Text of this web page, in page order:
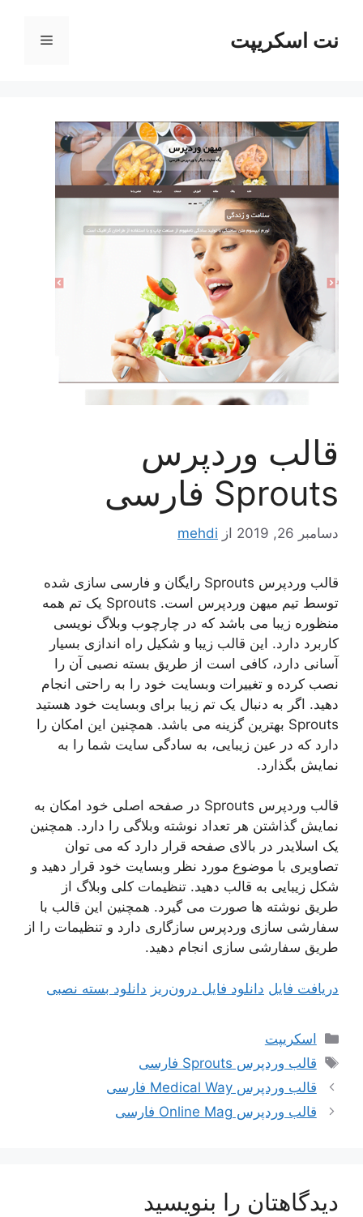
محتوانت اسکریپت فهرست
قالب وردپرس
Sprouts فارسی
دسامبر 26, 2019 از mehdi
قالب وردپرس Sprouts رایگان و فارسی سازی شده
توسط تیم میهن وردپرس است. Sprouts یک تم همه
منظوره زیبا می باشد که در چارچوب وبلاگ نویسی
کاربرد دارد. این قالب زیبا و شکیل راه اندازی بسیار
آسانی دارد، کافی است از طریق بسته نصبی آن را
نصب کرده و تغییرات وبسایت خود را به راحتی انجام
دهید. اگر به دنبال یک تم زیبا برای وبسایت خود هستید
Sprouts بهترین گزینه می باشد. همچنین این امکان را
دارد که در عین زیبایی، به سادگی سایت شما را به
نمایش بگذارد.
قالب وردپرس Sprouts در صفحه اصلی خود امکان به
نمایش گذاشتن هر تعداد نوشته وبلاگی را دارد. همچنین
یک اسلایدر در بالای صفحه قرار دارد که می توان
تصاویری با موضوع مورد نظر وبسایت خود قرار دهید و
شکل زیبایی به قالب دهید. تنظیمات کلی وبلاگ از
طریق نوشته ها صورت می گیرد. همچنین این قالب با
سفارشی سازی وردپرس سازگاری دارد و تنظیمات را از
طریق سفارشی سازی انجام دهید.
دریافت فایل دانلود فایل درون‌ریز دانلود بسته نصبی
دسته‌ها
اسکریپت
برچسب‌ها
قالب وردپرس Sprouts فارسی
قالب وردپرس Medical Way فارسی
قالب وردپرس Online Mag فارسی
دیدگاهتان را بنویسید